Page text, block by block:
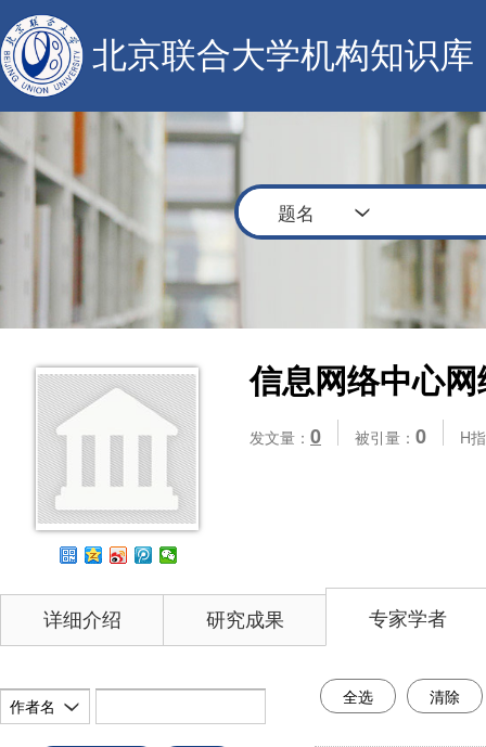
北京联合大学机构知识库
题名
信息网络中心
发文量： 0 被引量： 0 H
详细介绍 研究成果 专家学者
作者名 全选 清除